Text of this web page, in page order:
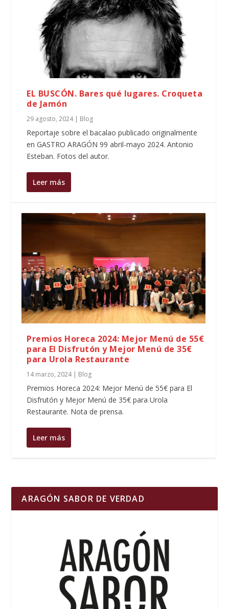
EL BUSCÓN. Bares qué lugares. Croqueta
de Jamón
29 agosto, 2024| Blog
Reportaje sobre el bacalao publicado originalmente
en GASTRO ARAGÓN 99 abril-mayo 2024. Antonio
Esteban. Fotos del autor.
Leer más
Premios Horeca 2024: Mejor Menú de 55€
para El Disfrutón y Mejor Menú de 35€
para Urola Restaurante
14 marzo, 2024| Blog
Premios Horeca 2024: Mejor Menú de 55€ para El
Disfrutón y Mejor Menú de 35€ para Urola
Restaurante. Nota de prensa.
Leer más
ARAGÓN SABOR DE VERDAD